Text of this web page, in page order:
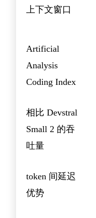
上下文窗口
Artificial
Analysis
Coding Index
相比 Devstral
Small 2 的吞
吐量
token 间延迟
优势